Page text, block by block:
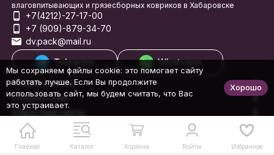
Главная Каталог Корзина Войти Избранное
влаговпитывающих и грязесборных ковриков в Хабаровске
+7(4212)-27-17-00
+7 (909)-879-34-70
dv.pack@mail.ru
Telegram
Whatsapp
Покупателям
Покупателю
Обратная связь
© 1998-2026 Еврогифт
Мы сохраняем файлы cookie: это помогает сайту
работать лучше. Если Вы продолжите
использовать сайт, мы будем считать, что Вас
это устраивает.
Хорошо